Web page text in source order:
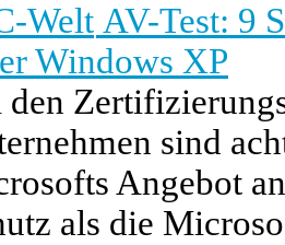
AV-Test: 9
Windows XP
den
sind
Angebot
als die